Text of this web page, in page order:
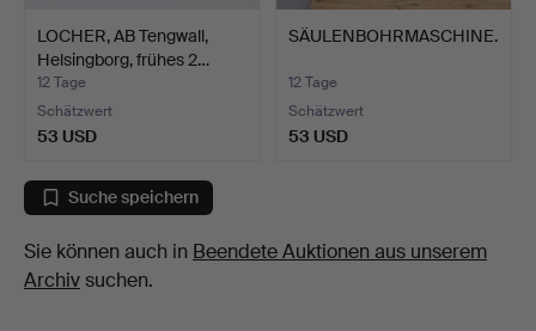
LOCHER, AB Tengwall,
Helsingborg, frühes 2…
12 Tage
Schätzwert
53 USD
SÄULENBOHRMASCHINE.
12 Tage
Schätzwert
53 USD
Suche speichern
Sie können auch in Beendete Auktionen aus unserem
Archivsuchen.